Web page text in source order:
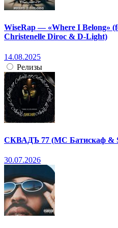
WiseRap — «Where I Belong»
Christenelle Diroc & D-Light)
14.08.2025
Релизы
СКВАДЪ 77 (МС Батискаф &
30.07.2026